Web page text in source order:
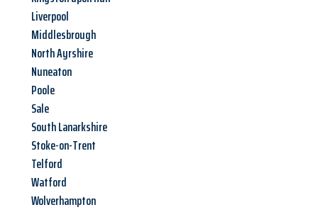
Liverpool
Middlesbrough
North Ayrshire
Nuneaton
Poole
Sale
South Lanarkshire
Stoke-on-Trent
Telford
Watford
Wolverhampton